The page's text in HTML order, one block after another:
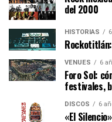
del 2000
HISTORIAS
VENUES 6
Foro Sol:
festivales,
DISCOS 6
«El